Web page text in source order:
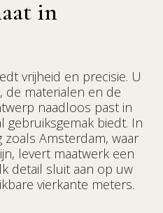
in
vrijheid en precisie. U
de materialen en de
naadloos past in
gebruiksgemak biedt. In
zoals Amsterdam, waar
levert maatwerk een
detail sluit aan op uw
vierkante meters.